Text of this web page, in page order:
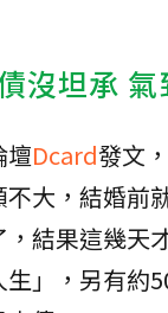
沒坦承
壇Dcard發文
大，結婚前
結果這幾天
生」，另有約